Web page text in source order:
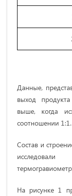
Данные,
выход
выше, когда
соотношении 1:1.
Состав и
На рисунке 1